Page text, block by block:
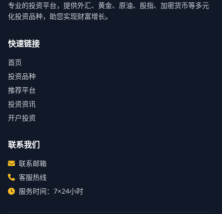
专业的投资平台，提供外汇、黄金、原油、股指、加密货币等多元
化投资品种，助您实现财富增长。
快速链接
首页
投资品种
推荐平台
投资资讯
开户投资
联系我们
联系邮箱
客服热线
服务时间：7×24小时